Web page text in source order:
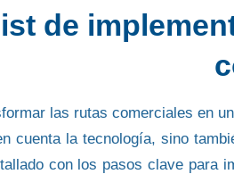
de
las rutas comerciales en
cuenta latecnología, sino
con los pasos clave para